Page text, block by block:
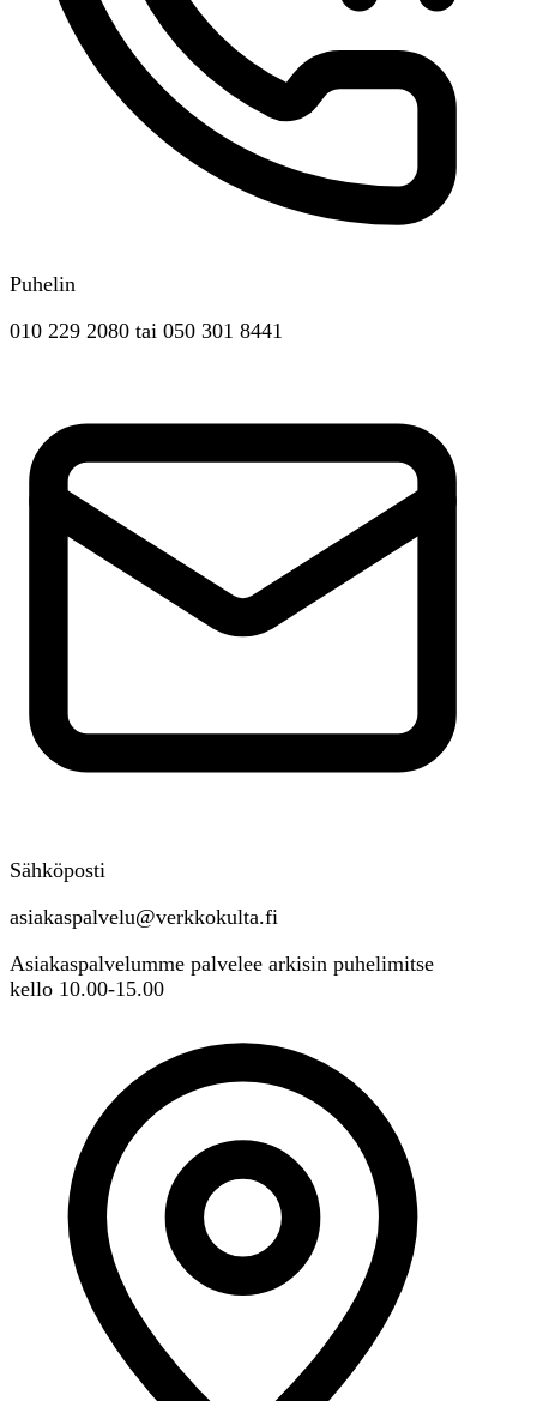
Puhelin
010 229 2080 tai 050 301 8441
Sähköposti
asiakaspalvelu@verkkokulta.fi
Asiakaspalvelumme palvelee arkisin puhelimitse
kello 10.00-15.00